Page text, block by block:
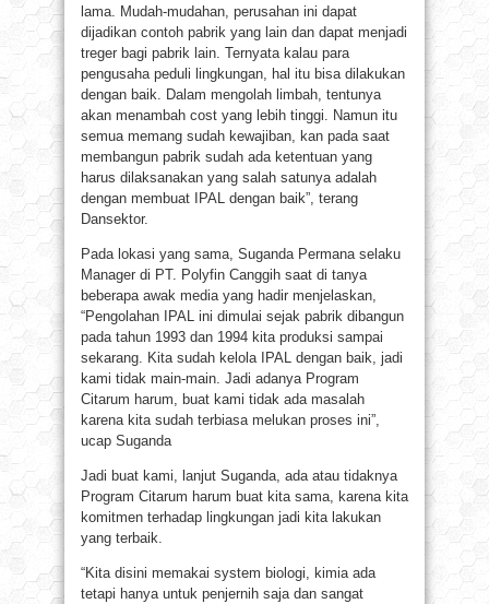
lama. Mudah-mudahan, perusahan ini dapat
dijadikan contoh pabrik yang lain dan dapat menjadi
treger bagi pabrik lain. Ternyata kalau para
pengusaha peduli lingkungan, hal itu bisa dilakukan
dengan baik. Dalam mengolah limbah, tentunya
akan menambah cost yang lebih tinggi. Namun itu
semua memang sudah kewajiban, kan pada saat
membangun pabrik sudah ada ketentuan yang
harus dilaksanakan yang salah satunya adalah
dengan membuat IPAL dengan baik”, terang
Dansektor.
Pada lokasi yang sama, Suganda Permana selaku
Manager di PT. Polyfin Canggih saat di tanya
beberapa awak media yang hadir menjelaskan,
“Pengolahan IPAL ini dimulai sejak pabrik dibangun
pada tahun 1993 dan 1994 kita produksi sampai
sekarang. Kita sudah kelola IPAL dengan baik, jadi
kami tidak main-main. Jadi adanya Program
Citarum harum, buat kami tidak ada masalah
karena kita sudah terbiasa melukan proses ini”,
ucap Suganda
Jadi buat kami, lanjut Suganda, ada atau tidaknya
Program Citarum harum buat kita sama, karena kita
komitmen terhadap lingkungan jadi kita lakukan
yang terbaik.
“Kita disini memakai system biologi, kimia ada
tetapi hanya untuk penjernih saja dan sangat